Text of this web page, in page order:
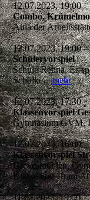
12.07.2023, 19:00
Combo,
Aula der
12.07.2023, 19:00
Schülervorspiel
Schule Rehna, Es
Schülke.mehr
12.07.2023, 17:30
Klassenvorspiel
Gymnasium
12.07.2023, 16:00
Klassenvorspiel
Grevesmühlen,
Klasse von Hrant
11.07.2023, 19:00